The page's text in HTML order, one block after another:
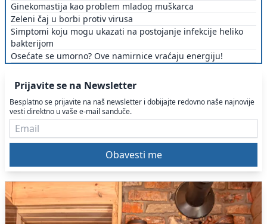
Ginekomastija kao problem mladog muškarca
Zeleni čaj u borbi protiv virusa
Simptomi koju mogu ukazati na postojanje infekcije heliko
bakterijom
Osećate se umorno? Ove namirnice vraćaju energiju!
Prijavite se na Newsletter
Besplatno se prijavite na naš newsletter i dobijajte redovno naše najnovije
vesti direktno u vaše e-mail sanduče.